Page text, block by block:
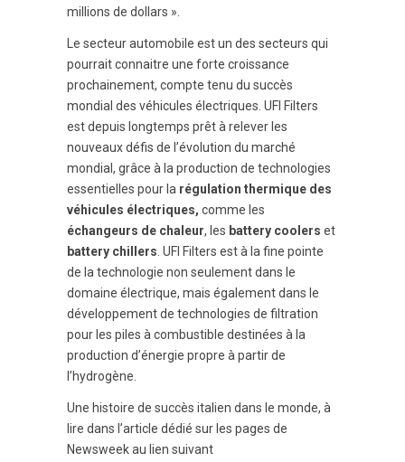
millions de dollars ».
Le secteur automobile est un des secteurs qui
pourrait connaitre une forte croissance
prochainement, compte tenu du succès
mondial des véhicules électriques. UFI Filters
est depuis longtemps prêt à relever les
nouveaux défis de l’évolution du marché
mondial, grâce à la production de technologies
essentielles pour la régulation thermique des
véhicules électriques, comme les
échangeurs de chaleur, les battery coolers et
battery chillers. UFI Filters est à la fine pointe
de la technologie non seulement dans le
domaine électrique, mais également dans le
développement de technologies de filtration
pour les piles à combustible destinées à la
production d’énergie propre à partir de
l’hydrogène.
Une histoire de succès italien dans le monde, à
lire dans l’article dédié sur les pages de
Newsweek au lien suivant